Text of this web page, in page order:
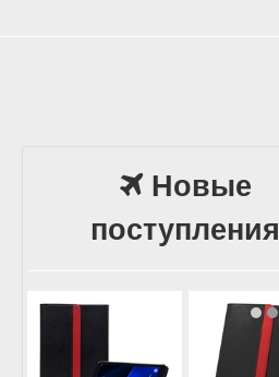
Новые
поступления